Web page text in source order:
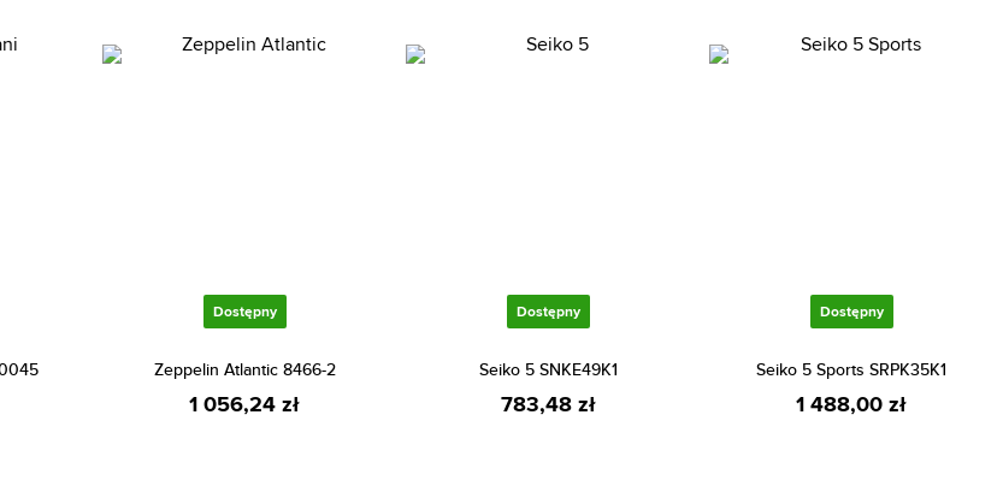
Dostępny
Zeppelin Atlantic 8466-2
1 056,24 zł
Dostępny
Seiko 5 SNKE49K1
783,48 zł
Dostępny
Seiko 5 Sports SRPK35K1
1 488,00 zł